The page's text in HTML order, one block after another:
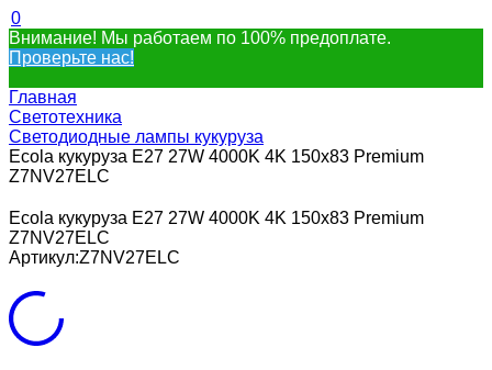
0
Внимание! Мы работаем по 100% предоплате.
Проверьте нас!
Главная
Светотехника
Светодиодные лампы кукуруза
Ecola кукуруза E27 27W 4000K 4K 150x83 Premium
Z7NV27ELC
Ecola кукуруза E27 27W 4000K 4K 150x83 Premium
Z7NV27ELC
Артикул:Z7NV27ELC